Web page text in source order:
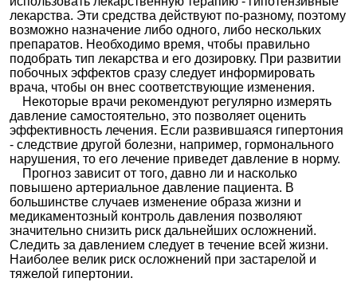
ин +
Резерпин
Гидрохлоро
тиазид +
Кандесарта
н
Гидрохлоро
тиазид +
Небиволол
Небилонг Н
Гидрохлоро
тиазид +
Триамтерен
Апо-Триазид|Диазид|Триам-Ко|Триампур
композитум
Дигидроэрг
окристин +
Клопамид +
Резерпин
Кристепин| Норматенс
Лозартан +
Гидрохлоро
тиазид
Периндопр
ила аргинин
+
Индапамид
Фозинопри
л +
лекарства. Эти средства действуют по-разному, поэтому
возможно назначение либо одного, либо нескольких
препаратов. Необходимо время, чтобы правильно
подобрать тип лекарства и его дозировку. При развитии
побочных эффектов сразу следует информировать
врача, чтобы он внес соответствующие изменения.
Некоторые врачи рекомендуют регулярно измерять
давление самостоятельно, это позволяет оценить
эффективность лечения. Если развившаяся гипертония
- следствие другой болезни, например, гормонального
нарушения, то его лечение приведет давление в норму.
Прогноз зависит от того, давно ли и насколько
повышено артериальное давление пациента. В
большинстве случаев изменение образа жизни и
медикаментозный контроль давления позволяют
значительно снизить риск дальнейших осложнений.
Следить за давлением следует в течение всей жизни.
Наиболее велик риск осложнений при застарелой и
тяжелой гипертонии.